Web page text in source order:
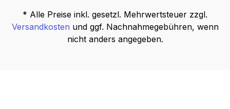
* Alle Preise inkl. gesetzl. Mehrwertsteuer zzgl.
Versandkosten und ggf. Nachnahmegebühren, wenn
nicht anders angegeben.